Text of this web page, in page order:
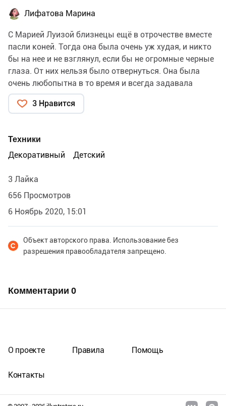
Лифатова Марина
С Марией Луизой близнецы ещё в отрочестве вместе
пасли коней. Тогда она была очень уж худая, и никто
бы на нее и не взглянул, если бы не огромные черные
глаза. От них нельзя было отвернуться. Она была
очень любопытна в то время и всегда задавала
вопросы, на которые ответить из братьев мог только
Диего. Так и пришлось ему постоянно смотреть в эти
Луиза располнела где нужно, и все считали этот брак
хорошим союзом.
3 Нравится
Техники
Декоративный
Детский
3 Лайка
656 Просмотров
6 Ноябрь 2020, 15:01
Объект авторского права. Использование без
разрешения правообладателя запрещено.
Комментарии 0
О проекте Правила Помощь
Контакты